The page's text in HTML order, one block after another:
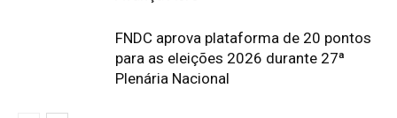
FNDC aprova plataforma de 20 pontos
para as eleições 2026 durante 27ª
Plenária Nacional